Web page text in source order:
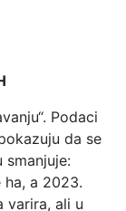
Podaci
da se
smanjuje:
a 2023.
varira, ali u